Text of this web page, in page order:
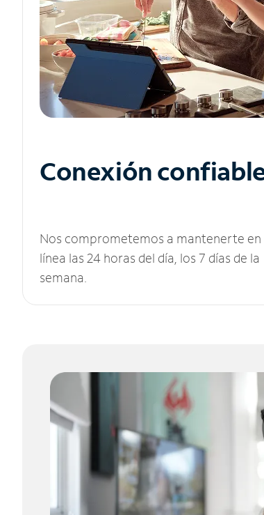
Conexión
Nos comprometemos a mantenerte en
línea las 24 horas del día, los 7 días de la
semana.